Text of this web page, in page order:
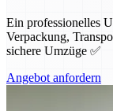
Ein professionelles
Verpackung,
sichere Umzüge ✅
Angebot anfordern